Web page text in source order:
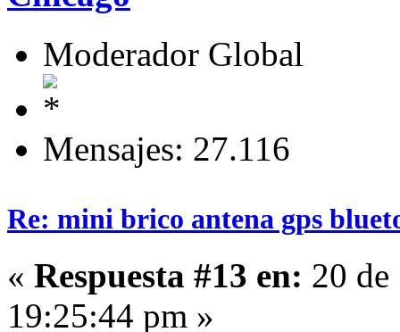
Moderador Global
Mensajes: 27.116
Re: mini brico antena gps
« Respuesta #13 en: 20 de
19:25:44 pm »